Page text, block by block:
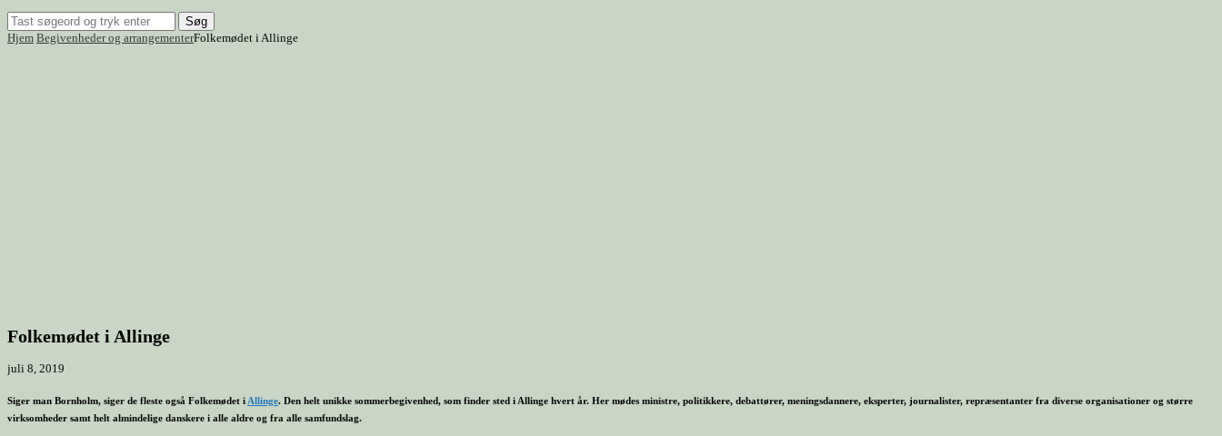
Søg
Hjem Begivenheder og arrangementerFolkemødet i Allinge
Folkemødet i Allinge
juli 8, 2019
Siger man Bornholm, siger de fleste også Folkemødet i Allinge. Den helt unikke sommerbegivenhed, som finder sted i Allinge hvert år. Her mødes ministre, politikkere, debattører, meningsdannere, eksperter, journalister, repræsentanter fra diverse organisationer og større
virksomheder samt helt almindelige danskere i alle aldre og fra alle samfundslag.